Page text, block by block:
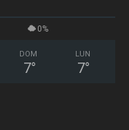
0%
DOM
7°
LUN
7°